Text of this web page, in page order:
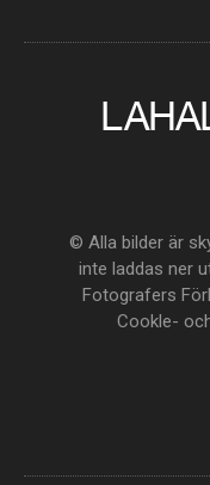
© Alla bilder är
inte laddas ner
Fotografers
Cookle-